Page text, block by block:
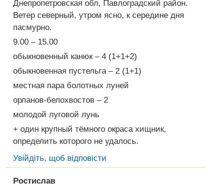
Днепропетровская обл, Павлоградский район.
Ветер северный, утром ясно, к середине дня
пасмурно.
9.00 – 15.00
обыкновенный канюк – 4 (1+1+2)
обыкновенная пустельга – 2 (1+1)
местная пара болотных луней
орланов-белохвостов – 2
молодой луговой лунь
+ один крупный тёмного окраса хищник,
определить которого не удалось.
Увійдіть, щоб відповісти
Ростислав